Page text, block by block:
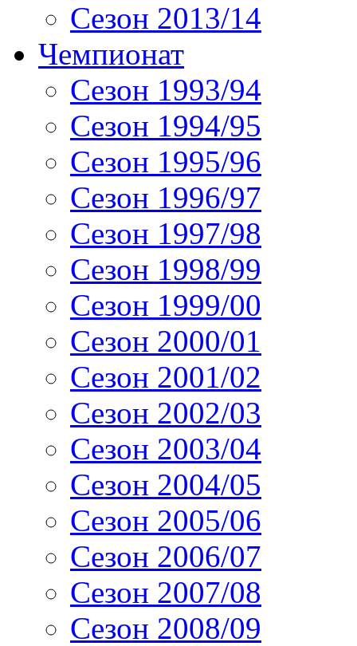
Сезон 2013/14
Чемпионат
Сезон 1993/94
Сезон 1994/95
Сезон 1995/96
Сезон 1996/97
Сезон 1997/98
Сезон 1998/99
Сезон 1999/00
Сезон 2000/01
Сезон 2001/02
Сезон 2002/03
Сезон 2003/04
Сезон 2004/05
Сезон 2005/06
Сезон 2006/07
Сезон 2007/08
Сезон 2008/09